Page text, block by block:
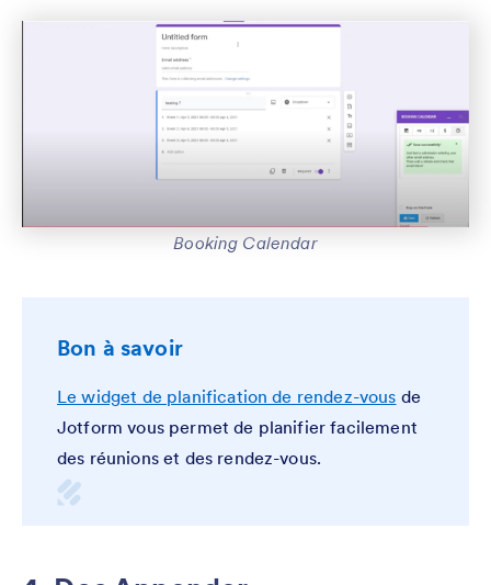
Booking Calendar
Bon à savoir
Le widget de planification de rendez-vous de
Jotform vous permet de planifier facilement
des réunions et des rendez-vous.